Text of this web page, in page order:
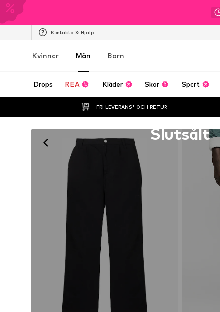
Kontakta & Hjälp
Kvinnor Män Barn
Drops REA Kläder Skor Sport
FRI LEVERANS* OCH RETUR
Slutsålt